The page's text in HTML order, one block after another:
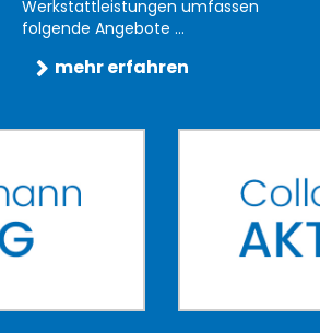
Werkstattleistungen umfassen
folgende Angebote ...
mehr erfahren